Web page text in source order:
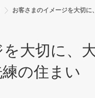
お客さまのイメージを大切
大切に、
の住まい